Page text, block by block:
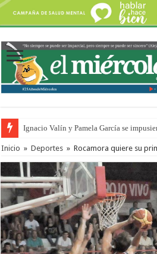
Ignacio Valín y Pamela García se
Inicio » Deportes » Rocamora quiere su